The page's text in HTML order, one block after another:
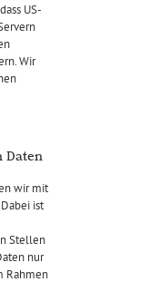
US-
Wir
Daten
wir mit
ist
Stellen
nur
Rahmen